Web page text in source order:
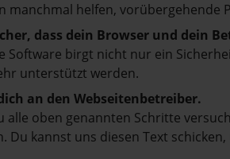
manchmal helfen, vorübergehende
dass dein Browser und dein
Software birgt nicht nur ein
unterstützt werden.
an den Webseitenbetreiber.
alle oben genannten Schritte
Du kannst uns diesen Text